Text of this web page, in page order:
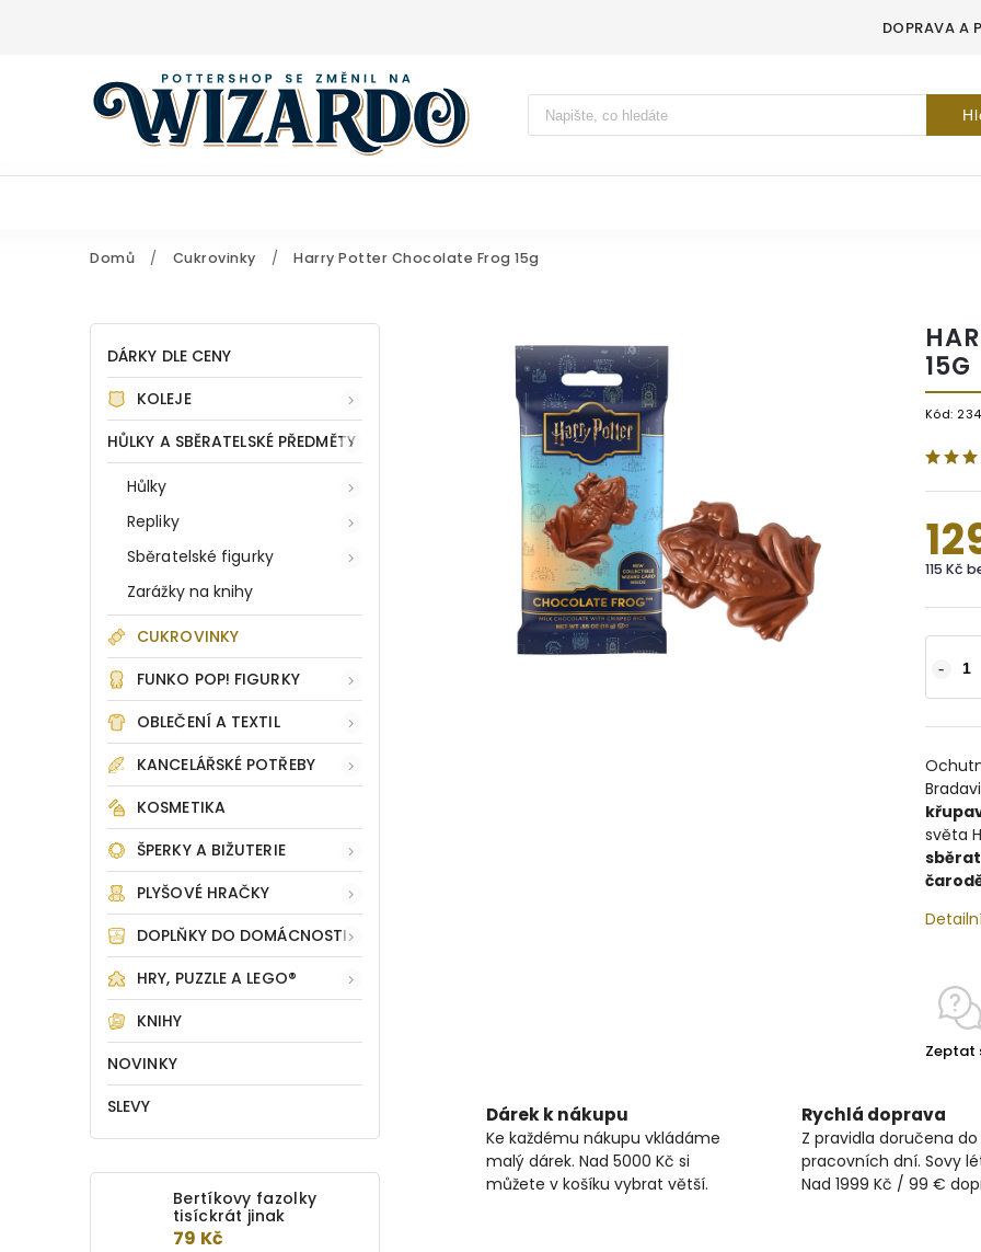
DOPRAVA A
Vyhledávání
Domů / Cukrovinky / Harry Potter Chocolate Frog 15g
DÁRKY DLE CENY
KOLEJE
HŮLKY A SBĚRATELSKÉ PŘEDMĚTY
Hůlky
Repliky
Sběratelské figurky
Zarážky na knihy
CUKROVINKY
FUNKO POP! FIGURKY
OBLEČENÍ A TEXTIL
KANCELÁŘSKÉ POTŘEBY
KOSMETIKA
ŠPERKY A BIŽUTERIE
PLYŠOVÉ HRAČKY
DOPLŇKY DO DOMÁCNOSTI
HRY, PUZZLE A LEGO®
KNIHY
NOVINKY
SLEVY
Bertíkovy fazolky
tisíckrát jinak
79 Kč
15G
Kód:
115 Kč
světa
Zeptat
Dárek k nákupu
Ke každému nákupu vkládáme
malý dárek. Nad 5000 Kč si
můžete v košíku vybrat větší.
Rychlá doprava
Z pravidla doručena
pracovních dní. Sovy
Nad 1999 Kč / 99 €